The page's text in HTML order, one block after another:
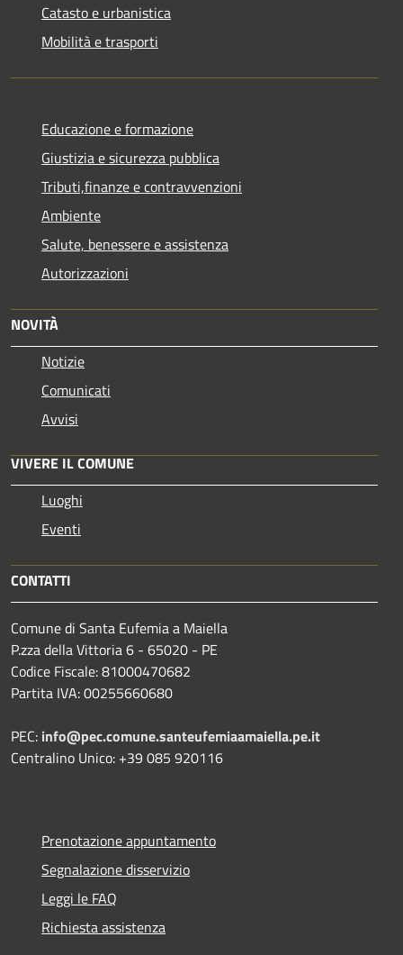
Catasto e urbanistica
Mobilità e trasporti
Educazione e formazione
Giustizia e sicurezza pubblica
Tributi,finanze e contravvenzioni
Ambiente
Salute, benessere e assistenza
Autorizzazioni
NOVITÀ
Notizie
Comunicati
Avvisi
VIVERE IL COMUNE
Luoghi
Eventi
CONTATTI
Comune di Santa Eufemia a Maiella
P.zza della Vittoria 6 - 65020 - PE
Codice Fiscale: 81000470682
Partita IVA: 00255660680
PEC: info@pec.comune.santeufemiaamaiella.pe.it
Centralino Unico: +39 085 920116
Prenotazione appuntamento
Segnalazione disservizio
Leggi le FAQ
Richiesta assistenza